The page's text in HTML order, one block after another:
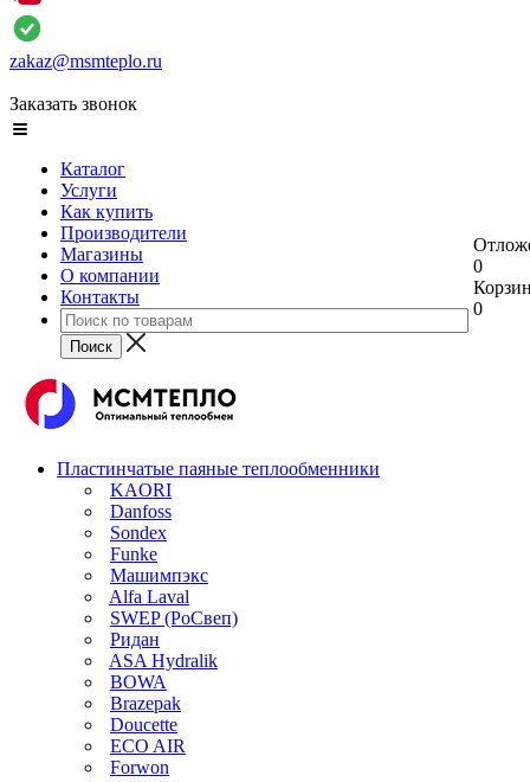
zakaz@msmteplo.ru
Заказать звонок
Каталог
Услуги
Как купить
Производители
Магазины
О компании
Контакты
0
0
Пластинчатые паяные теплообменники
KAORI
Danfoss
Sondex
Funke
Машимпэкс
Alfa Laval
SWEP (РоСвеп)
Ридан
ASA Hydralik
BOWA
Brazepak
Doucette
ECO AIR
Forwon